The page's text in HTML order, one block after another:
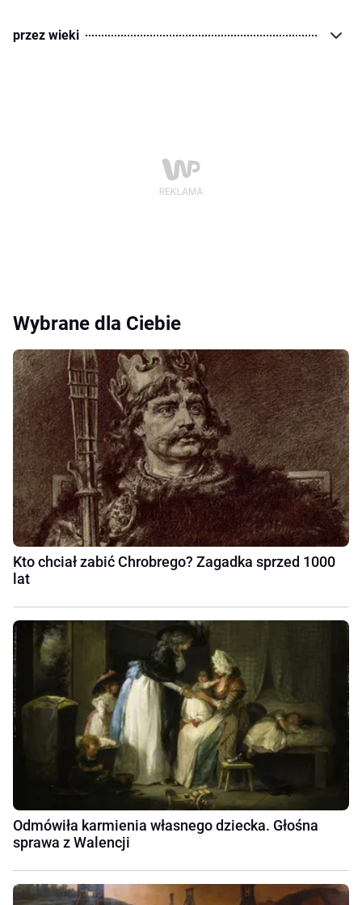
przez wieki
Wybrane dla Ciebie
Kto chciał zabić Chrobrego? Zagadka sprzed 1000
lat
Odmówiła karmienia własnego dziecka. Głośna
sprawa z Walencji